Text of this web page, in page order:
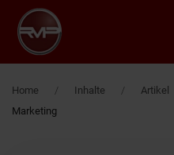
Zum Hauptinhalt springen
Home Inhalte Artikel
Marketing